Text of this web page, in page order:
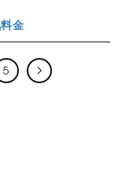
金
5